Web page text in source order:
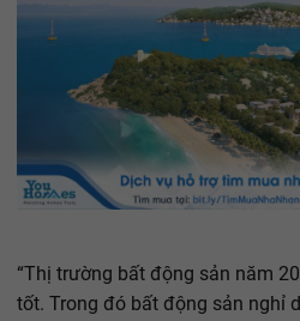
“Thị trường bất động sản năm
tốt. Trong đó bất động sản nghỉ